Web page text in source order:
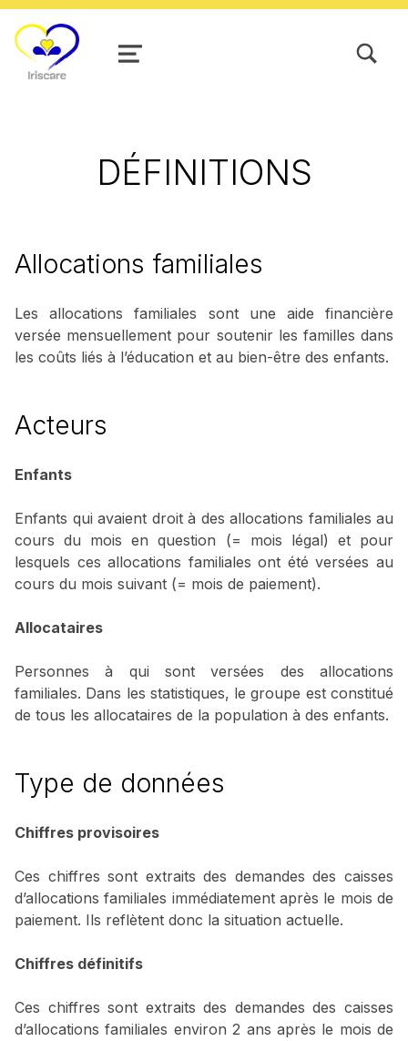
MENU
DÉFINITIONS
Allocations familiales
Les allocations familiales sont une aide financière
versée mensuellement pour soutenir les familles dans
les coûts liés à l’éducation et au bien-être des enfants.
Acteurs
Enfants
Enfants qui avaient droit à des allocations familiales au
cours du mois en question (= mois légal) et pour
lesquels ces allocations familiales ont été versées au
cours du mois suivant (= mois de paiement).
Allocataires
Personnes à qui sont versées des allocations
familiales. Dans les statistiques, le groupe est constitué
de tous les allocataires de la population à des enfants.
Type de données
Chiffres provisoires
Ces chiffres sont extraits des demandes des caisses
d’allocations familiales immédiatement après le mois de
paiement. Ils reflètent donc la situation actuelle.
Chiffres définitifs
Ces chiffres sont extraits des demandes des caisses
d’allocations familiales environ 2 ans après le mois de